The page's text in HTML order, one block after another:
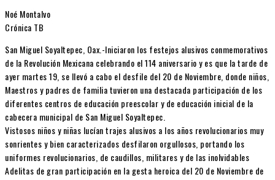
Noé Montalvo
Crónica TB
San Miguel Soyaltepec, Oax.-Iniciaron los festejos alusivos conmemorativos
de la Revolución Mexicana celebrando el 114 aniversario y es que la tarde de
ayer martes 19, se llevó a cabo el desfile del 20 de Noviembre, donde niños,
Maestros y padres de familia tuvieron una destacada participación de los
diferentes centros de educación preescolar y de educación inicial de la
cabecera municipal de San Miguel Soyaltepec.
Vistosos niños y niñas lucían trajes alusivos a los años revolucionarios muy
sonrientes y bien caracterizados desfilaron orgullosos, portando los
uniformes revolucionarios, de caudillos, militares y de las inolvidables
Adelitas de gran participación en la gesta heroica del 20 de Noviembre de